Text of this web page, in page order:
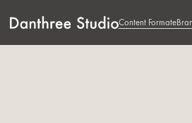
Content Formate